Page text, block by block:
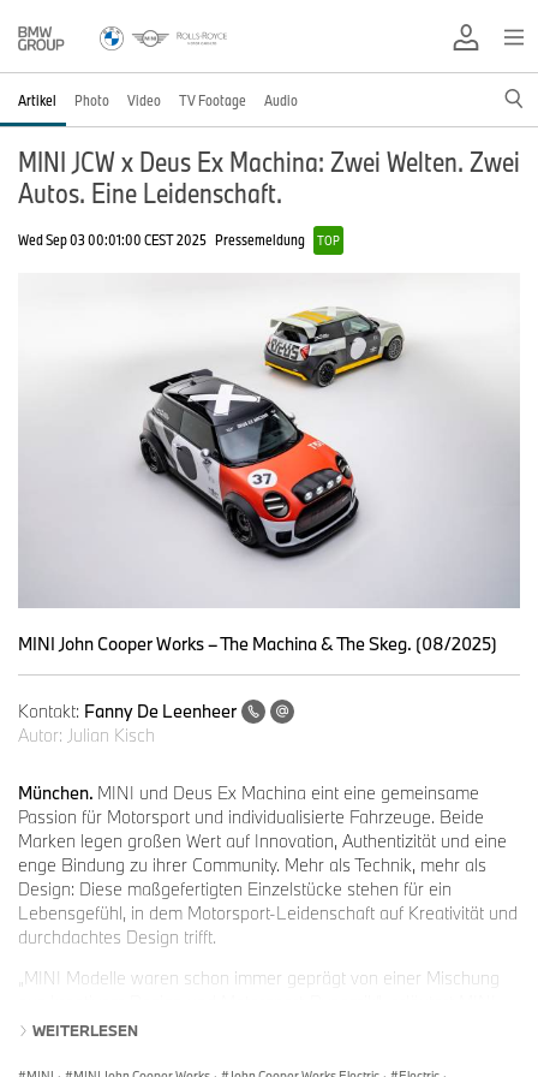
Artikel Photo Video TV Footage Audio
MINI JCW x Deus Ex Machina: Zwei Welten. Zwei
Autos. Eine Leidenschaft.
Wed Sep 03 00:01:00 CEST 2025 Pressemeldung TOP
MINI John Cooper Works – The Machina & The Skeg. (08/2025)
Kontakt: Fanny De Leenheer
Autor: Julian Kisch
München. MINI und Deus Ex Machina eint eine gemeinsame
Passion für Motorsport und individualisierte Fahrzeuge. Beide
Marken legen großen Wert auf Innovation, Authentizität und eine
enge Bindung zu ihrer Community. Mehr als Technik, mehr als
Design: Diese maßgefertigten Einzelstücke stehen für ein
Lebensgefühl, in dem Motorsport-Leidenschaft auf Kreativität und
durchdachtes Design trifft.
„MINI Modelle waren schon immer geprägt von einer Mischung
Leiter Stefan Richmann. „Dank der Zusammenarbeit mit Deus Ex
WEITERLESEN